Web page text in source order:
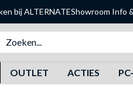
bij ALTERNATEShowroom Info
OUTLET ACTIES